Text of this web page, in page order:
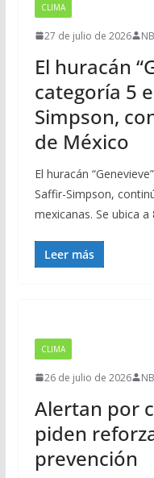
CLIMA
27 de julio de 2026
El huracán
categoría 5
Simpson,
de México
El huracán
Saffir-Simpson,
mexicanas. Se ubica a
Leer más
CLIMA
26 de julio de 2026
Alertan por
piden
prevención